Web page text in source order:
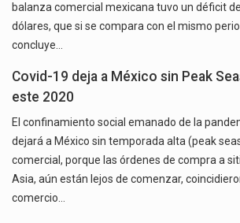
balanza comercial mexicana tuvo un déficit
dólares, que si se compara con el mismo
concluye…
Covid-19 deja a México sin Peak
este 2020
El confinamiento social emanado de la
dejará a México sin temporada alta (peak
comercial, porque las órdenes de compra a
Asia, aún están lejos de comenzar,
comercio…